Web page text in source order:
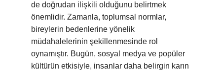
de doğrudan ilişkili olduğunu belirtmek
önemlidir. Zamanla, toplumsal normlar,
bireylerin bedenlerine yönelik
müdahalelerinin şekillenmesinde rol
oynamıştır. Bugün, sosyal medya ve popüler
kültürün etkisiyle, insanlar daha belirgin karın